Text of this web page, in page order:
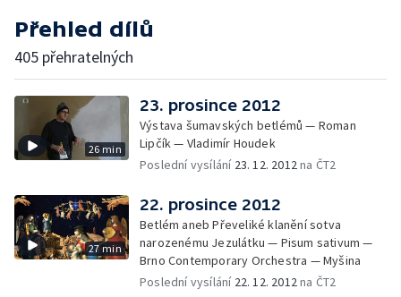
Přehled dílů
405 přehratelných
26 min
23. prosince 2012
Výstava šumavských betlémů — Roman
Lipčík — Vladimír Houdek
Poslední vysílání 23. 12. 2012 na ČT2
27 min
22. prosince 2012
Betlém aneb Převeliké klanění sotva
narozenému Jezulátku — Pisum sativum —
Brno Contemporary Orchestra — Myšina
Poslední vysílání 22. 12. 2012 na ČT2